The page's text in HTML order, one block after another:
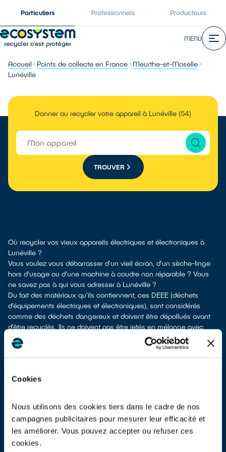
Cookies
Nous utilisons des cookies tiers dans le cadre de nos
campagnes publicitaires pour mesurer leur efficacité et
les améliorer. Vous pouvez accepter ou refuser ces
cookies.
Particuliers Professionnels Producteurs
MENU
Accueil Points de collecte en France
Meurthe-et-Moselle
Lunéville
Donner ou recycler votre appareil à Lunéville (54)
TROUVER
Où recycler vos vieux appareils électriques et électroniques à
Lunéville ?
Vous voulez vous débarrasser d'un vieil écran, d’un sèche-linge
hors d'usage ou d'une machine à coudre non réparable ? Vous
ne savez pas à qui vous adresser à Lunéville ?
Du fait des matériaux qu’ils contiennent, ces DEEE (déchets
d’équipements électriques et électroniques), sont considérés
comme des déchets dangereux et doivent être dépollués avant
d’être recyclés. Ils ne doivent pas être jetés en mélange avec
d’autres types de déchets tels que les emballages ménagers, le
mobilier usagé, les ordures ménagères, etc. ! Cela rendrait
pour vous séparer de vos vieux appareils électriques et
don à un réseau solidairesi votre appareil est fonctionnel ou
réparable
apport en déchetterie
reprise à la livraison